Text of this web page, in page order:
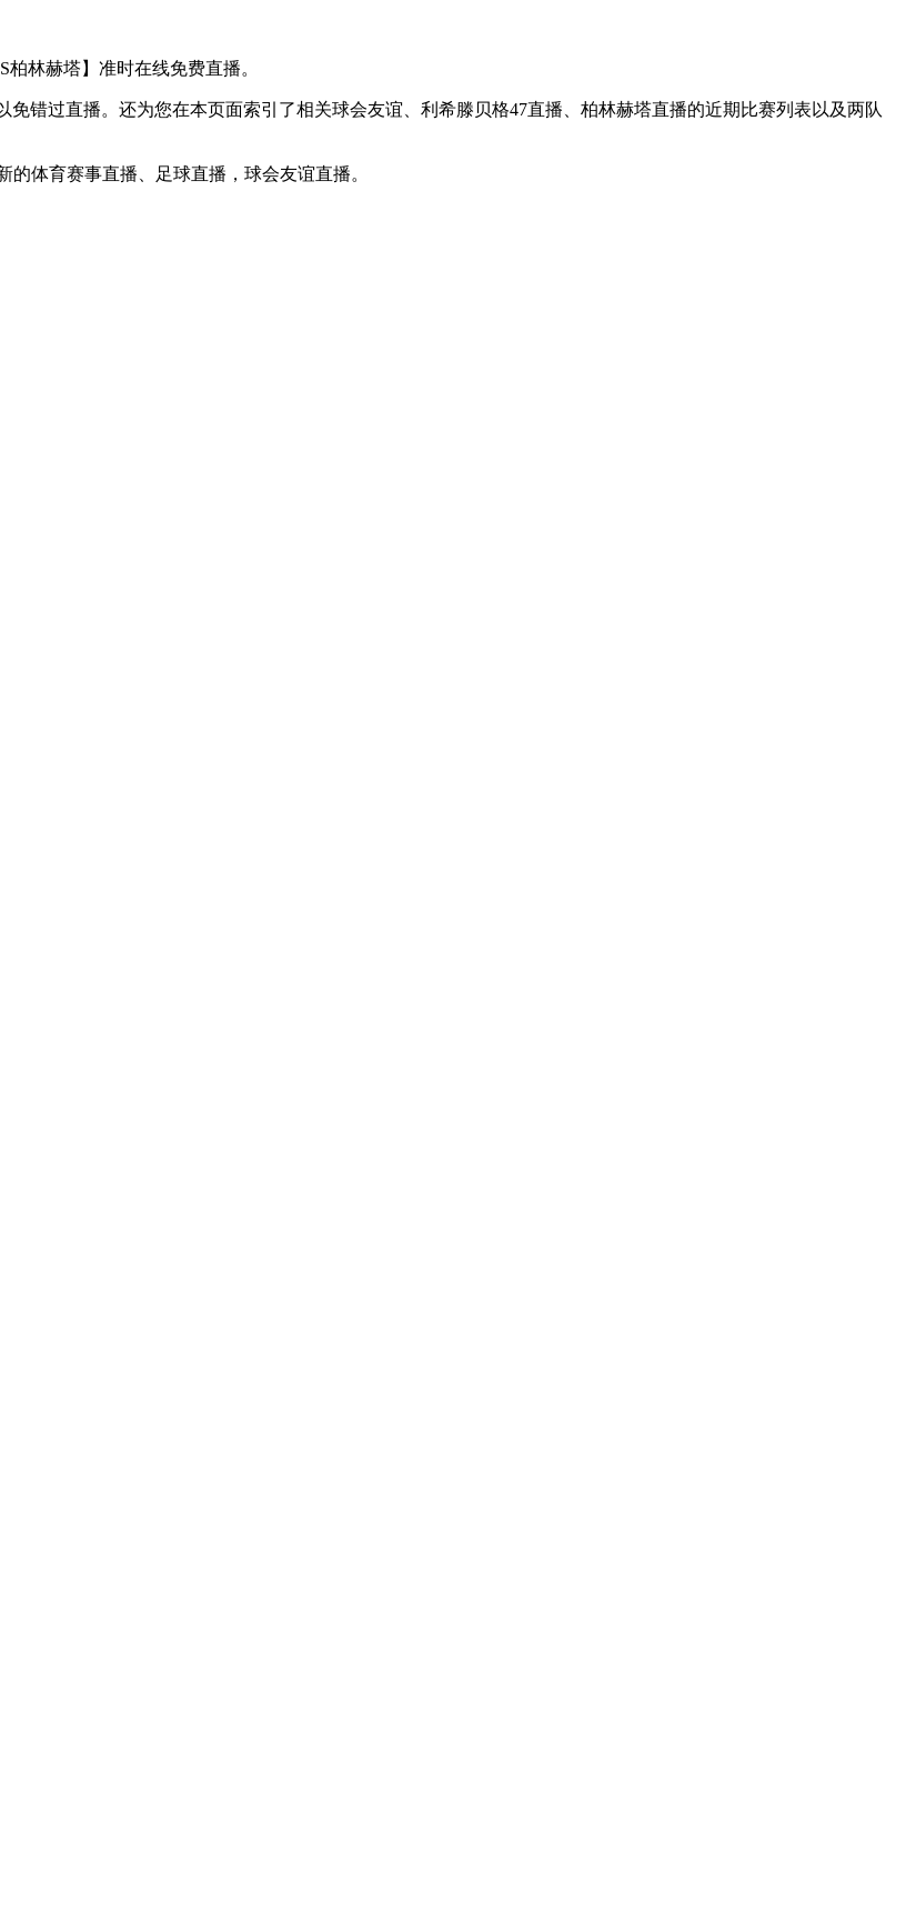
林赫塔】准时在线免费直播。
错过直播。还为您在本页面索引了相关球会友谊、利希滕贝格47直播、柏林赫塔直播的近期比赛列表以及两队
体育赛事直播、足球直播，球会友谊直播。